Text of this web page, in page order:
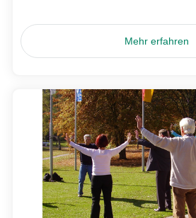
Mehr erfahren